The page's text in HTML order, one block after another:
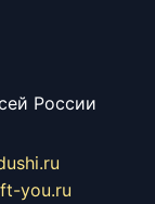
России
you.ru